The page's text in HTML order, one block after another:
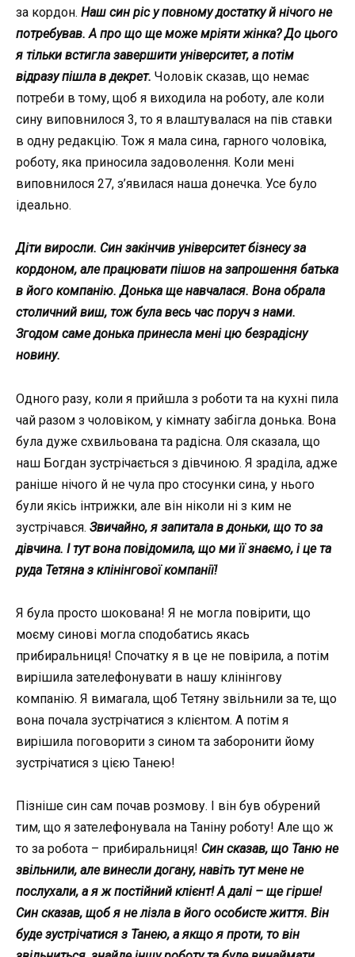
за кордон. Наш син ріс у повному достатку й нічого не
потребував. А про що ще може мріяти жінка? До цього
я тільки встигла завершити університет, а потім
відразу пішла в декрет. Чоловік сказав, що немає
потреби в тому, щоб я виходила на роботу, але коли
сину виповнилося 3, то я влаштувалася на пів ставки
в одну редакцію. Тож я мала сина, гарного чоловіка,
роботу, яка приносила задоволення. Коли мені
виповнилося 27, з’явилася наша донечка. Усе було
ідеально.
Діти виросли. Син закінчив університет бізнесу за
кордоном, але працювати пішов на запрошення батька
в його компанію. Донька ще навчалася. Вона обрала
столичний виш, тож була весь час поруч з нами.
Згодом саме донька принесла мені цю безрадісну
новину.
Одного разу, коли я прийшла з роботи та на кухні пила
чай разом з чоловіком, у кімнату забігла донька. Вона
була дуже схвильована та радісна. Оля сказала, що
наш Богдан зустрічається з дівчиною. Я зраділа, адже
раніше нічого й не чула про стосунки сина, у нього
були якісь інтрижки, але він ніколи ні з ким не
зустрічався. Звичайно, я запитала в доньки, що то за
дівчина. І тут вона повідомила, що ми її знаємо, і це та
руда Тетяна з клінінгової компанії!
Я була просто шoкoвaнa! Я не могла повірити, що
моєму синові могла сподобатись якaсь
прибиральниця! Спочатку я в це не повірила, а потім
вирішила зателефонувати в нашу клінінгову
компанію. Я вимагала, щоб Тетяну звільнили за те, що
вона почала зустрічатися з клієнтом. А потім я
вирішила поговорити з сином та заборонити йому
зустрічатися з цією Танею!
Пізніше син сам почав розмову. І він був обурений
тим, що я зателефонувала на Таніну роботу! Але що ж
то за робота – прибиральниця! Син сказав, що Таню не
звільнили, але винесли догану, навіть тут мене не
послухали, а я ж постійний клієнт! А далі – ще гірше!
Син сказав, щоб я не лізла в його особисте життя. Він
буде зустрічатися з Танею, а якщо я проти, то він